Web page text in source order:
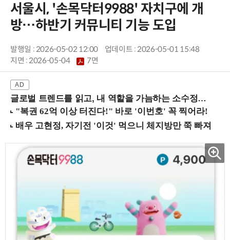
서울시, '손목닥터9988' 자치구에 개
방…하반기 커뮤니티 기능 도입
발행일 : 2026-05-02 12:00
업데이트 : 2026-05-01 15:48
지면 :2026-05-04 7면
글로벌 트렌드를 읽고, 내 역할을 가늠하는 소수정예 실습 워크숍 (8/28 신논현역)